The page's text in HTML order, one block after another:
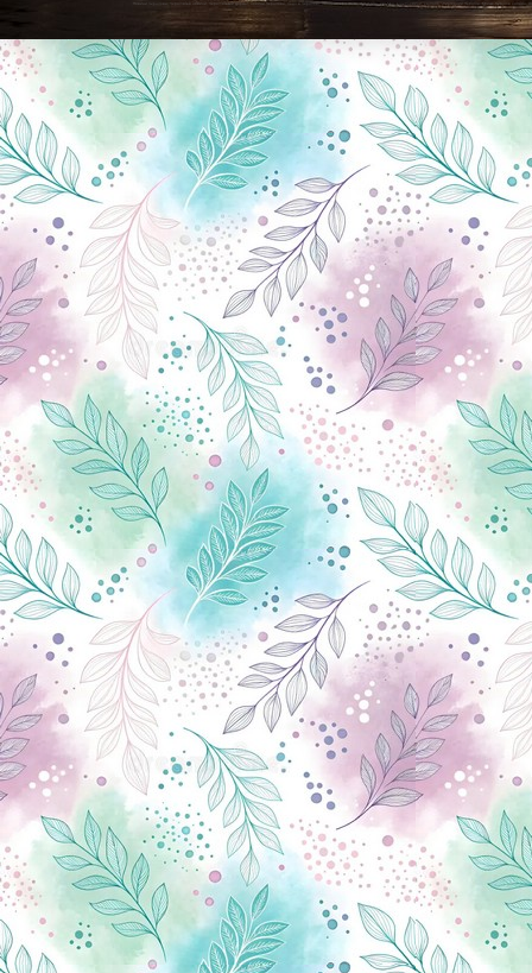
Новини Чернігова, Чернігівські новини, Чернігівський формат, новини Чернігова, події в Чернігові: політика, економіка, аналітика, культура, відеоновини, екологія, спортивний Чернігів, туризм, Чернігів